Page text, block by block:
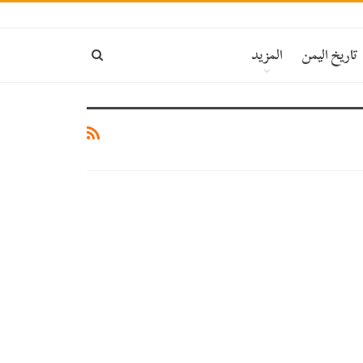
تاريخ اليمن المزيد